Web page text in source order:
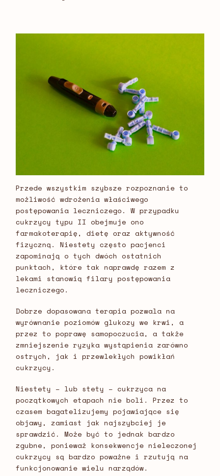
Przede wszystkim szybsze rozpoznanie to
możliwość wdrożenia właściwego
postępowania leczniczego. W przypadku
cukrzycy typu II obejmuje ono
farmakoterapię, dietę oraz aktywność
fizyczną. Niestety często pacjenci
zapominają o tych dwóch ostatnich
punktach, które tak naprawdę razem z
lekami stanowią filary postępowania
leczniczego.
Dobrze dopasowana terapia pozwala na
wyrównanie poziomów glukozy we krwi, a
przez to poprawę samopoczucia, a także
zmniejszenie ryzyka wystąpienia zarówno
ostrych, jak i przewlekłych powikłań
cukrzycy.
Niestety – lub stety – cukrzyca na
początkowych etapach nie boli. Przez to
czasem bagatelizujemy pojawiające się
objawy, zamiast jak najszybciej je
sprawdzić. Może być to jednak bardzo
zgubne, ponieważ konsekwencje nieleczonej
cukrzycy są bardzo poważne i rzutują na
funkcjonowanie wielu narządów.